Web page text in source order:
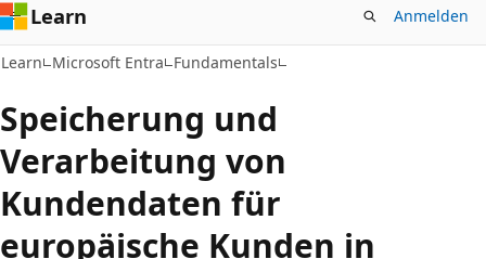
Learn Anmelden
Learn Microsoft Entra Fundamentals
Speicherung und
Verarbeitung von
Kundendaten für
europäische Kunden in